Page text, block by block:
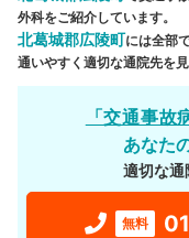
外科をご紹介しています。
北葛城郡広陵町には全部
通いやすく適切な通院先を
「交通事
あなた
適切な通
無料